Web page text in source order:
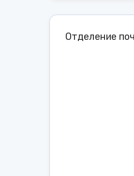
Отделение